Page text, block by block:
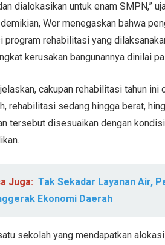
dialokasikan untuk enam SMPN,”
Wor menegaskan bahwa
program rehabilitasi yang
kerusakan bangunannya dinilai
cakupan rehabilitasi tahun ini
rehabilitasi sedang hingga berat,
tersebut disesuaikan dengan
Juga: Tak Sekadar Layanan Air,
Ekonomi Daerah
sekolah yang mendapatkan